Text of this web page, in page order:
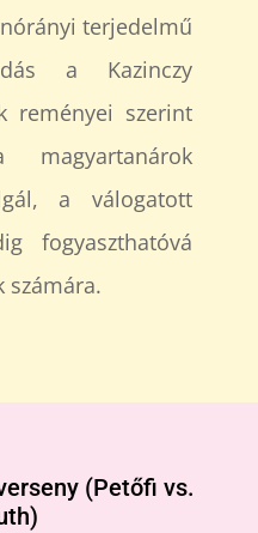
terjedelmű
a Kazinczy
reményei szerint
magyartanárok
a válogatott
fogyaszthatóvá
számára.
(Petőfi vs.